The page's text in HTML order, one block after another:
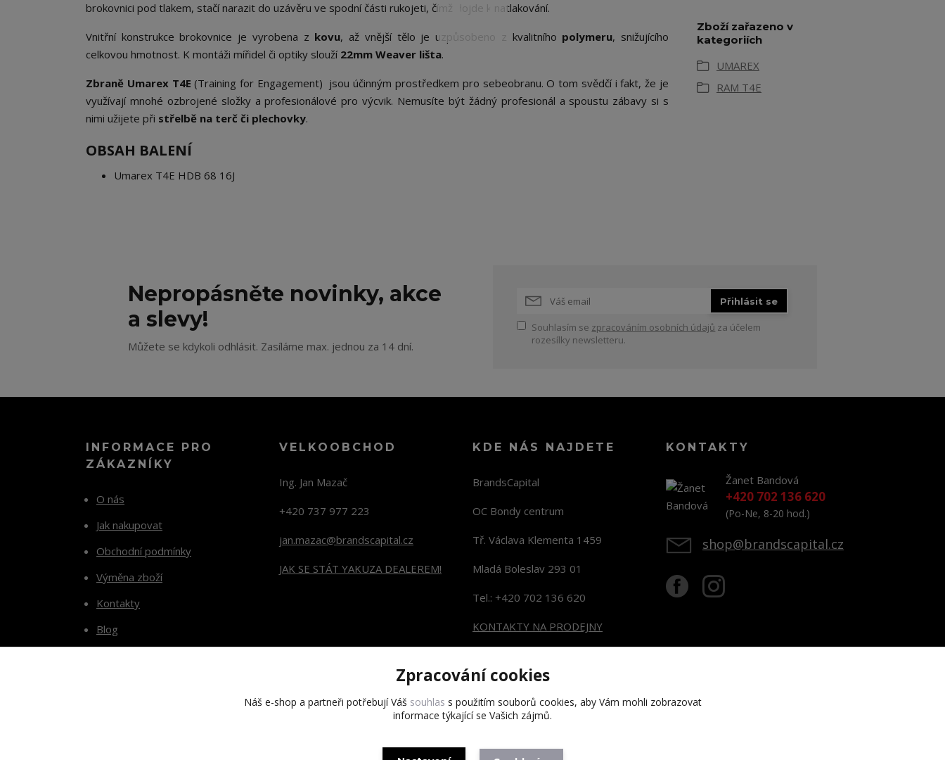
brokovnici pod tlakem, stačí narazit do uzávěru ve spodní části rukojeti, čímž dojde k natlakování.
Vnitřní konstrukce brokovnice je vyrobena z kovu, až vnější tělo je uzpůsobeno z kvalitního polymeru, snižujícího
celkovou hmotnost. K montáži mířidel či optiky slouží 22mm Weaver lišta.
Zbraně Umarex T4E (Training for Engagement) jsou účinným prostředkem pro sebeobranu. O tom svědčí i fakt, že je
využívají mnohé ozbrojené složky a profesionálové pro výcvik. Nemusíte být žádný profesionál a spoustu zábavy si s
nimi užijete při střelbě na terč či plechovky.
OBSAH BALENÍ
Umarex T4E HDB 68 16J
Zboží zařazeno v
kategoriích
UMAREX
RAM T4E
Nepropásněte novinky, akce
a slevy!
Můžete se kdykoli odhlásit. Zasíláme max. jednou za 14 dní.
Přihlásit se
Souhlasím se zpracováním osobních údajů za účelem
rozesílky newsletteru.
INFORMACE PRO
ZÁKAZNÍKY
O nás
Jak nakupovat
Obchodní podmínky
Výměna zboží
Kontakty
Blog
VELKOOBCHOD
Ing. Jan Mazač
+420 737 977 223
jan.mazac@brandscapital.cz
JAK SE STÁT YAKUZA DEALEREM!
KDE NÁS NAJDETE
BrandsCapital
OC Bondy centrum
Tř. Václava Klementa 1459
Mladá Boleslav 293 01
Tel.: +420 702 136 620
KONTAKTY NA PRODEJNY
KONTAKTY
Žanet Bandová
+420 702 136 620
(Po-Ne, 8-20 hod.)
shop@brandscapital.cz
Copyright 2020 BrandsCapital s.r.o.
Zpracování cookies
Náš e-shop a partneři potřebují Váš souhlas s použitím souborů cookies, aby Vám mohli zobrazovat
informace týkající se Vašich zájmů.